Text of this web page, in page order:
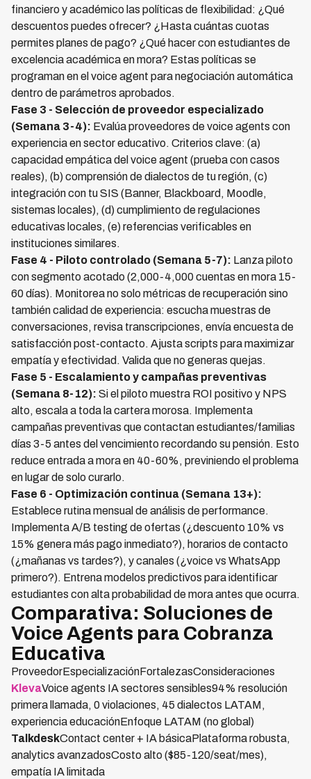
financiero y académico las políticas de flexibilidad: ¿Qué
descuentos puedes ofrecer? ¿Hasta cuántas cuotas
permites planes de pago? ¿Qué hacer con estudiantes de
excelencia académica en mora? Estas políticas se
programan en el voice agent para negociación automática
dentro de parámetros aprobados.
Fase 3 - Selección de proveedor especializado
(Semana 3-4): Evalúa proveedores de voice agents con
experiencia en sector educativo. Criterios clave: (a)
capacidad empática del voice agent (prueba con casos
reales), (b) comprensión de dialectos de tu región, (c)
integración con tu SIS (Banner, Blackboard, Moodle,
sistemas locales), (d) cumplimiento de regulaciones
educativas locales, (e) referencias verificables en
instituciones similares.
Fase 4 - Piloto controlado (Semana 5-7): Lanza piloto
con segmento acotado (2,000-4,000 cuentas en mora 15-
60 días). Monitorea no solo métricas de recuperación sino
también calidad de experiencia: escucha muestras de
conversaciones, revisa transcripciones, envía encuesta de
satisfacción post-contacto. Ajusta scripts para maximizar
empatía y efectividad. Valida que no generas quejas.
Fase 5 - Escalamiento y campañas preventivas
(Semana 8-12): Si el piloto muestra ROI positivo y NPS
alto, escala a toda la cartera morosa. Implementa
campañas preventivas que contactan estudiantes/familias
días 3-5 antes del vencimiento recordando su pensión. Esto
reduce entrada a mora en 40-60%, previniendo el problema
en lugar de solo curarlo.
Fase 6 - Optimización continua (Semana 13+):
Establece rutina mensual de análisis de performance.
Implementa A/B testing de ofertas (¿descuento 10% vs
15% genera más pago inmediato?), horarios de contacto
(¿mañanas vs tardes?), y canales (¿voice vs WhatsApp
primero?). Entrena modelos predictivos para identificar
estudiantes con alta probabilidad de mora antes que ocurra.
Comparativa: Soluciones de
Voice Agents para Cobranza
Educativa
ProveedorEspecializaciónFortalezasConsideraciones
KlevaVoice agents IA sectores sensibles94% resolución
primera llamada, 0 violaciones, 45 dialectos LATAM,
experiencia educaciónEnfoque LATAM (no global)
TalkdeskContact center + IA básicaPlataforma robusta,
analytics avanzadosCosto alto ($85-120/seat/mes),
empatía IA limitada